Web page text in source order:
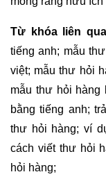
Từ khóa liên
tiếng anh; mẫu
việt; mẫu thư hỏi
mẫu thư hỏi hàng
bằng tiếng anh;
thư hỏi hàng; ví
cách viết thư hỏi
hỏi hàng;